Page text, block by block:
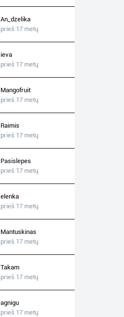
An_dzelika
prieš 17 metų
ieva
prieš 17 metų
Mangofruit
prieš 17 metų
Raimis
prieš 17 metų
Pasislepes
prieš 17 metų
elenka
prieš 17 metų
Mantuskinas
prieš 17 metų
Takam
prieš 17 metų
agnigu
prieš 17 metų